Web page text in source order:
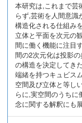
本研究は,これまで芸
らず,芸術を人間意
構造化される仕組み
立体と平面を次元の
間に働く機能に注目
間の2次元化は投影
の構造を決定してき
端緒を持つキュビス
空間及び立体と等し
らに,実空間のうち
念に関する解釈にも